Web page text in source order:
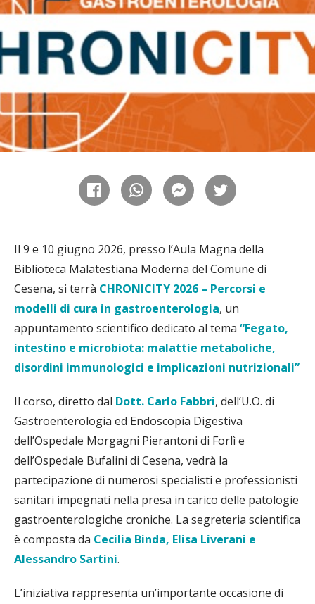
Il 9 e 10 giugno 2026, presso l’Aula Magna della
Biblioteca Malatestiana Moderna del Comune di
Cesena, si terrà CHRONICITY 2026 – Percorsi e
modelli di cura in gastroenterologia, un
appuntamento scientifico dedicato al tema “Fegato,
intestino e microbiota: malattie metaboliche,
disordini immunologici e implicazioni nutrizionali”
Il corso, diretto dal Dott. Carlo Fabbri, dell’U.O. di
Gastroenterologia ed Endoscopia Digestiva
dell’Ospedale Morgagni Pierantoni di Forlì e
dell’Ospedale Bufalini di Cesena, vedrà la
partecipazione di numerosi specialisti e professionisti
sanitari impegnati nella presa in carico delle patologie
gastroenterologiche croniche. La segreteria scientifica
è composta da Cecilia Binda, Elisa Liverani e
Alessandro Sartini.
L’iniziativa rappresenta un’importante occasione di